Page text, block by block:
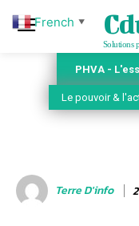
Solutions
PHVA -
Le pouvoir &
Terre D'info
French ▼